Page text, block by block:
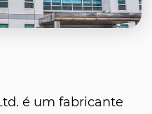
é um fabricante